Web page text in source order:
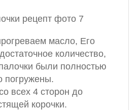
масло, Его
количество,
были полностью
погружены.
всех 4 сторон до
корочки.